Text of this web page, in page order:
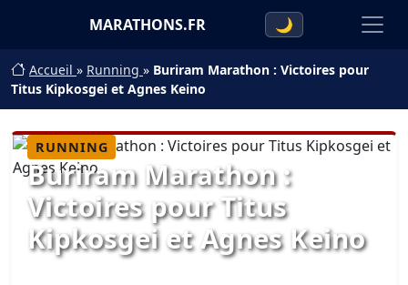
MARATHONS.FR 🌙
Accueil » Running » Buriram Marathon : Victoires pour
Titus Kipkosgei et Agnes Keino
RUNNING
Buriram Marathon :
Victoires pour Titus
Kipkosgei et Agnes Keino